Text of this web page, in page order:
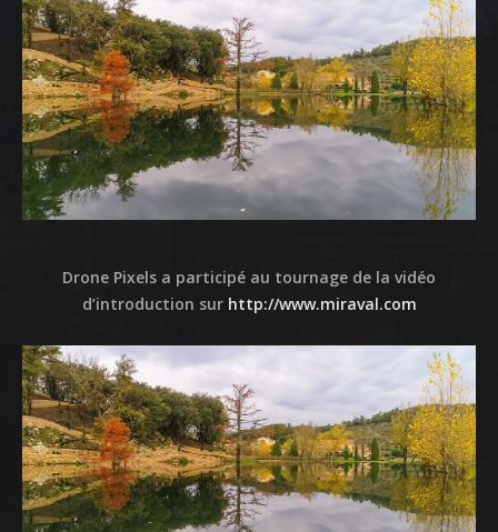
ACCUEIL
NOS DIFFERENTES
PRESTATIONS
QUI EST DERRIERE
NOUS CONTACTER
ATTESTATIONS
Drone Pixels a participé au tournage de la vidéo
d’introduction sur http://www.miraval.com